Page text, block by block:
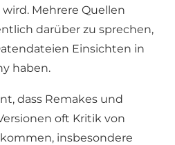
Mehrere Quellen
darüber zu sprechen,
Einsichten in
haben.
dass Remakes und
oft Kritik von
insbesondere